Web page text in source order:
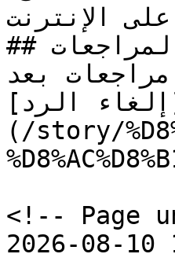
الإنترنت.
## المراجعات
بعد.
الرد]
(/story/
<!-- Page
2026-08-